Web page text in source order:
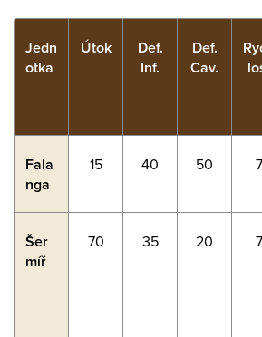
Jedn
otka
Útok
Def.
Inf.
Def.
Cav.
Fala
nga
15 40 50 7
Šer
míř
70 35 20 7